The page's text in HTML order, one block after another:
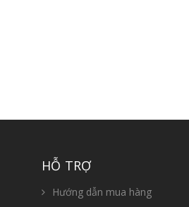
HỖ TRỢ
Hướng dẫn mua hàng